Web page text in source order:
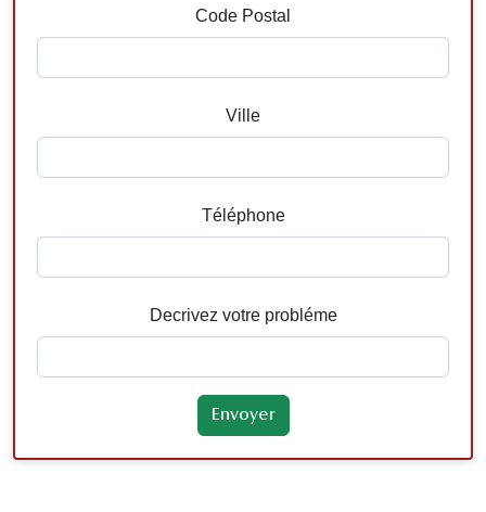
Code Postal
Ville
Téléphone
Decrivez votre probléme